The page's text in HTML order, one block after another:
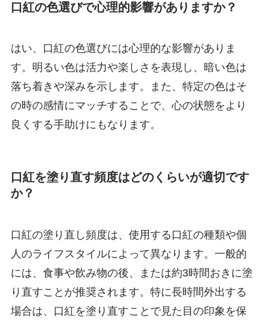
口紅の色選びで心理的影響がありますか？
はい、口紅の色選びには心理的な影響がありま
す。明るい色は活力や楽しさを表現し、暗い色は
落ち着きや深みを示します。また、特定の色はそ
の時の感情にマッチすることで、心の状態をより
良くする手助けにもなります。
口紅を塗り直す頻度はどのくらいが適切です
か？
口紅の塗り直し頻度は、使用する口紅の種類や個
人のライフスタイルによって異なります。一般的
には、食事や飲み物の後、または約3時間おきに塗
り直すことが推奨されます。特に長時間外出する
場合は、口紅を塗り直すことで見た目の印象を保